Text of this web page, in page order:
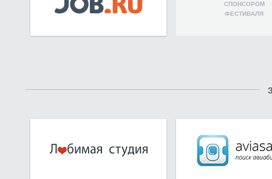
СПОНСОРОМ
ФЕСТИВАЛЯ